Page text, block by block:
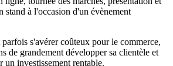
stand à l'occasion d'un évènement
parfois s'avérer coûteux pour le commerce,
de grandement développer sa clientèle et
un investissement rentable.